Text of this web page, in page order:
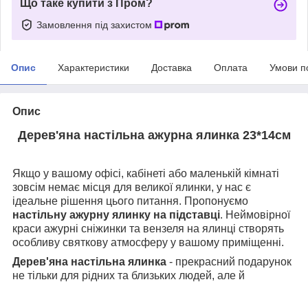
Що таке купити з Пром?
Замовлення під захистом
Опис Характеристики Доставка Оплата Умови
Опис
Дерев'яна настільна ажурна ялинка 23*14см
Якщо у вашому офісі, кабінеті або маленькій кімнаті
зовсім немає місця для великої ялинки, у нас є
ідеальне рішення цього питання. Пропонуємо
настільну ажурну ялинку на підставці. Неймовірної
краси ажурні сніжинки та вензеля на ялинці створять
особливу святкову атмосферу у вашому приміщенні.
Дерев'яна настільна ялинка - прекрасний подарунок
не тільки для рідних та близьких людей, але й